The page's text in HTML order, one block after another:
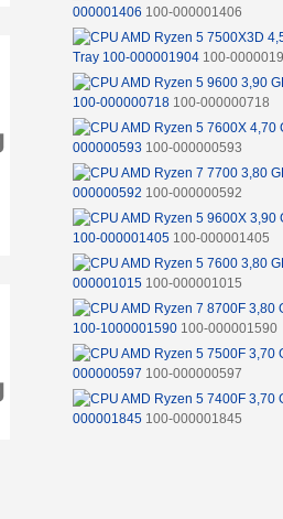
000001406 100-000001406
Tray 100-000001904 100-
100-000000718 100-000000718
000000593 100-000000593
000000592 100-000000592
100-000001405 100-000001405
000001015 100-000001015
100-1000001590 100-000001590
000000597 100-000000597
000001845 100-000001845